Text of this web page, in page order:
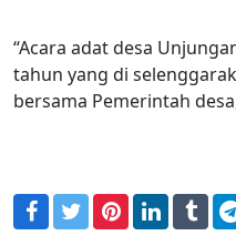
“Acara adat desa
tahun yang di
bersama Pemerintah
Facebook
TwitterPinterest